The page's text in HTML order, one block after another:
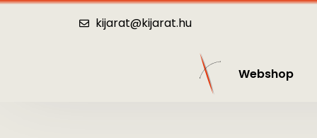
kijarat@kijarat.hu
Webshop
Webshop Katalógus